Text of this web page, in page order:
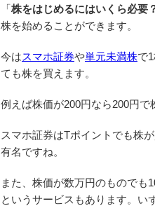
「株をはじめるにはいくら必要
株を始めることができます。
今はスマホ証券や単元未満株で
ても株を買えます。
例えば株価が200円なら200円で
スマホ証券はTポイントでも株
有名ですね。
また、株価が数万円のものでも
というサービスもあります。い